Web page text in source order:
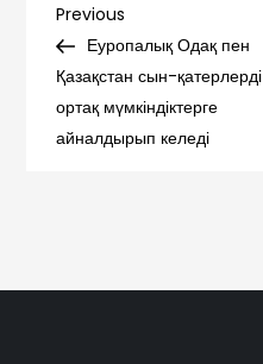
Навигация
по
записям
Previous
Post
Previous
Еуропалық Одақ пен
Қазақстан сын-қатерлерді
ортақ мүмкіндіктерге
айналдырып келеді